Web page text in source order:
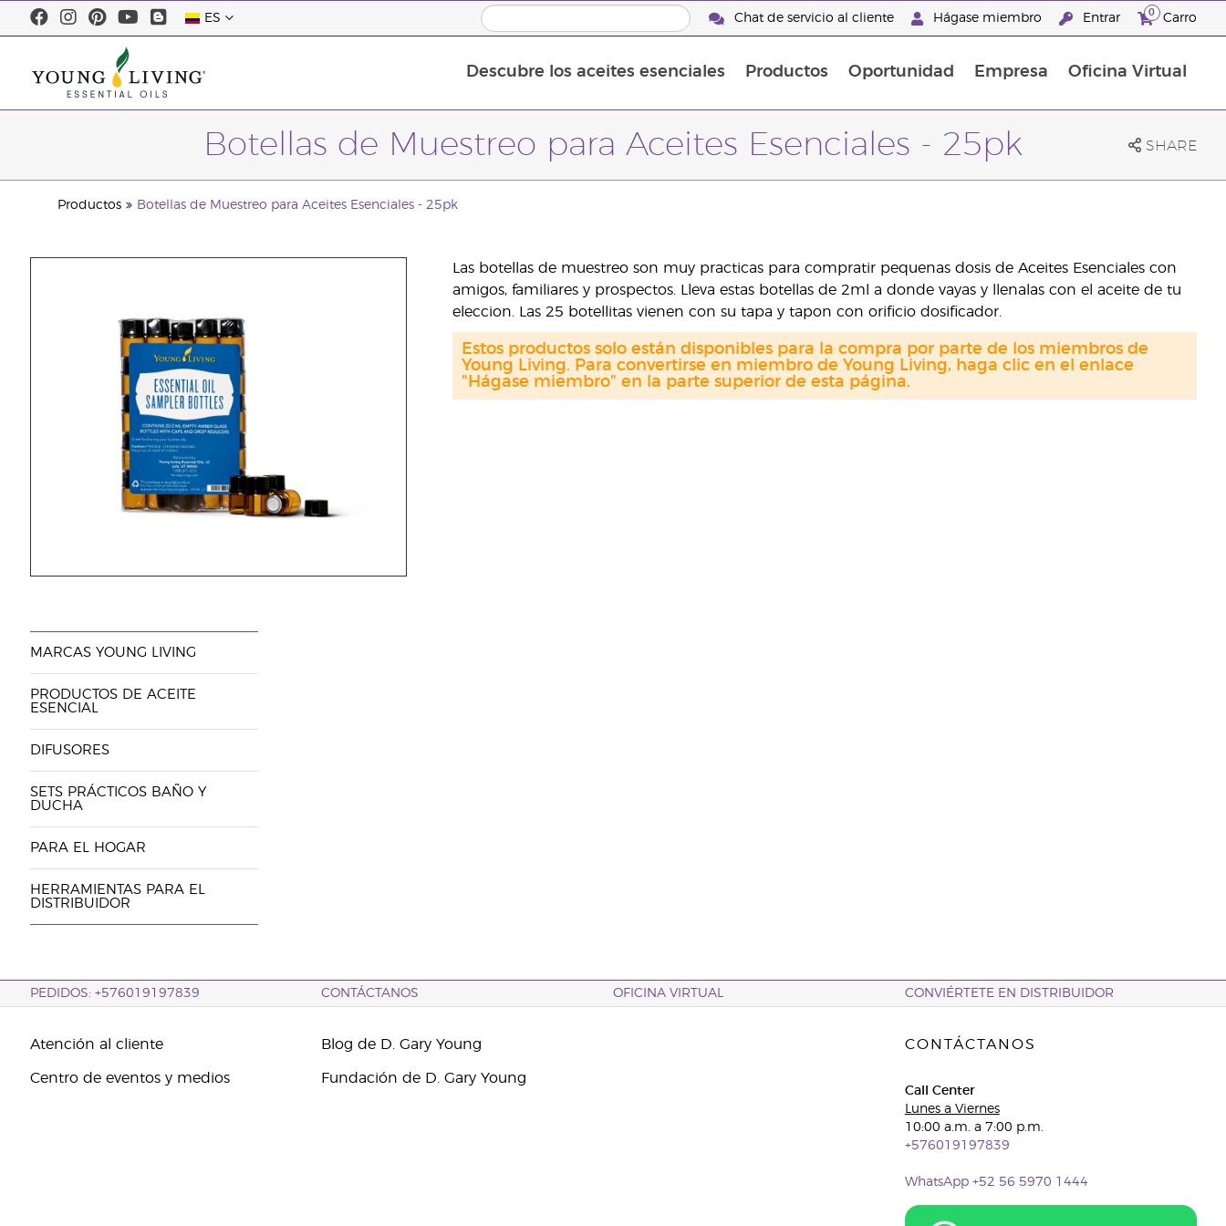
ES Chat de servicio al cliente Hágase miembro Entrar 0 Carro
Descubre los aceites esenciales Productos Oportunidad Empresa Oficina Virtual
Botellas de Muestreo para Aceites Esenciales - 25pk SHARE
Productos Botellas de Muestreo para Aceites Esenciales - 25pk
Las botellas de muestreo son muy practicas para compratir pequenas dosis de Aceites Esenciales con
amigos, familiares y prospectos. Lleva estas botellas de 2ml a donde vayas y llenalas con el aceite de tu
eleccion. Las 25 botellitas vienen con su tapa y tapon con orificio dosificador.
Estos productos solo están disponibles para la compra por parte de los miembros de
Young Living. Para convertirse en miembro de Young Living, haga clic en el enlace
"Hágase miembro" en la parte superior de esta página.
MARCAS YOUNG LIVING
PRODUCTOS DE ACEITE
ESENCIAL
DIFUSORES
SETS PRÁCTICOS BAÑO Y
DUCHA
PARA EL HOGAR
HERRAMIENTAS PARA EL
DISTRIBUIDOR
PEDIDOS: +576019197839 CONTÁCTANOS OFICINA VIRTUAL CONVIÉRTETE EN DISTRIBUIDOR
Atención al cliente
Centro de eventos y medios
Blog de D. Gary Young
Fundación de D. Gary Young
CONTÁCTANOS
Call Center
Lunes a Viernes
10:00 a.m. a 7:00 p.m.
+576019197839
WhatsApp +52 56 5970 1444